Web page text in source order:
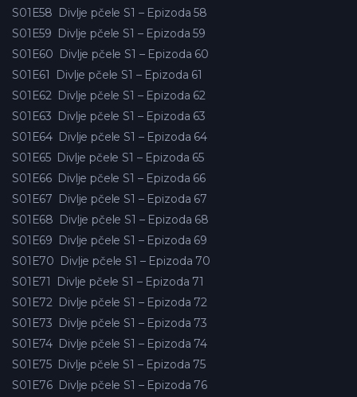
S01E58 Divlje pčele S1 – Epizoda 58
S01E59 Divlje pčele S1 – Epizoda 59
S01E60 Divlje pčele S1 – Epizoda 60
S01E61
Divlje pčele S1 – Epizoda 61
S01E62 Divlje pčele S1 – Epizoda 62
S01E63 Divlje pčele S1 – Epizoda 63
S01E64 Divlje pčele S1 – Epizoda 64
S01E65 Divlje pčele S1 – Epizoda 65
S01E66 Divlje pčele S1 – Epizoda 66
S01E67 Divlje pčele S1 – Epizoda 67
S01E68 Divlje pčele S1 – Epizoda 68
S01E69 Divlje pčele S1 – Epizoda 69
S01E70 Divlje pčele S1 – Epizoda 70
S01E71
Divlje pčele S1 – Epizoda 71
S01E72 Divlje pčele S1 – Epizoda 72
S01E73 Divlje pčele S1 – Epizoda 73
S01E74 Divlje pčele S1 – Epizoda 74
S01E75 Divlje pčele S1 – Epizoda 75
S01E76 Divlje pčele S1 – Epizoda 76